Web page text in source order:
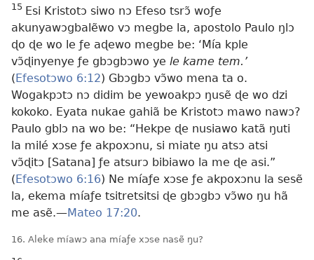
15 Esi Kristotɔ siwo nɔ Efeso tsrɔ̃ woƒe
akunyawɔgbalẽwo vɔ megbe la, apostolo Paulo ŋlɔ
ɖo ɖe wo le ƒe aɖewo megbe be: ‘Mía kple
vɔ̃ɖinyenye ƒe gbɔgbɔwo ye le kame tem.’
(Efesotɔwo 6:12) Gbɔgbɔ vɔ̃wo mena ta o.
Wogakpɔtɔ nɔ didim be yewoakpɔ ŋusẽ ɖe wo dzi
kokoko. Eyata nukae gahiã be Kristotɔ mawo nawɔ?
Paulo gblɔ na wo be: “Hekpe ɖe nusiawo katã ŋuti
la milé xɔse ƒe akpoxɔnu, si miate ŋu atsɔ atsi
vɔ̃ɖitɔ [Satana] ƒe atsurɔ bibiawo la me ɖe asi.”
(Efesotɔwo 6:16) Ne míaƒe xɔse ƒe akpoxɔnu la sesẽ
la, ekema míaƒe tsitretsitsi ɖe gbɔgbɔ vɔ̃wo ŋu hã
me asẽ.—Mateo 17:20.
16. Aleke míawɔ ana míaƒe xɔse nasẽ ŋu?